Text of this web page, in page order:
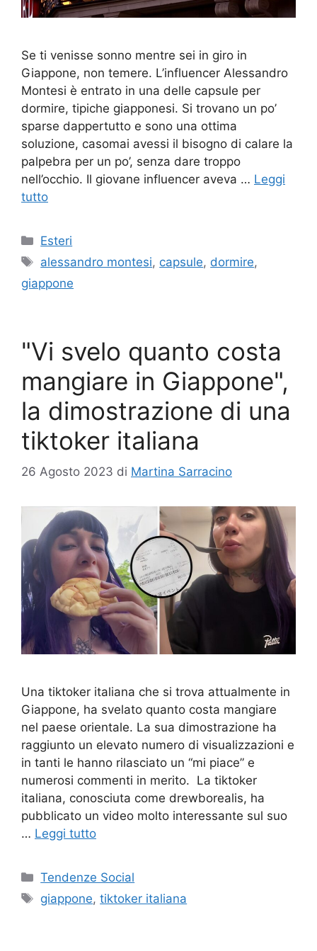
Se ti venisse sonno mentre sei in giro in
Giappone, non temere. L’influencer Alessandro
Montesi è entrato in una delle capsule per
dormire, tipiche giapponesi. Si trovano un po’
sparse dappertutto e sono una ottima
soluzione, casomai avessi il bisogno di calare la
palpebra per un po’, senza dare troppo
nell’occhio. Il giovane influencer aveva … Leggi
tutto
Categorie
Esteri
Tag
alessandro montesi, capsule, dormire,
giappone
"Vi svelo quanto costa
mangiare in Giappone",
la dimostrazione di una
tiktoker italiana
26 Agosto 2023 di Martina Sarracino
Una tiktoker italiana che si trova attualmente in
Giappone, ha svelato quanto costa mangiare
nel paese orientale. La sua dimostrazione ha
raggiunto un elevato numero di visualizzazioni e
in tanti le hanno rilasciato un “mi piace” e
numerosi commenti in merito. La tiktoker
italiana, conosciuta come drewborealis, ha
pubblicato un video molto interessante sul suo
… Leggi tutto
Categorie
Tendenze Social
Tag
giappone,tiktoker italiana